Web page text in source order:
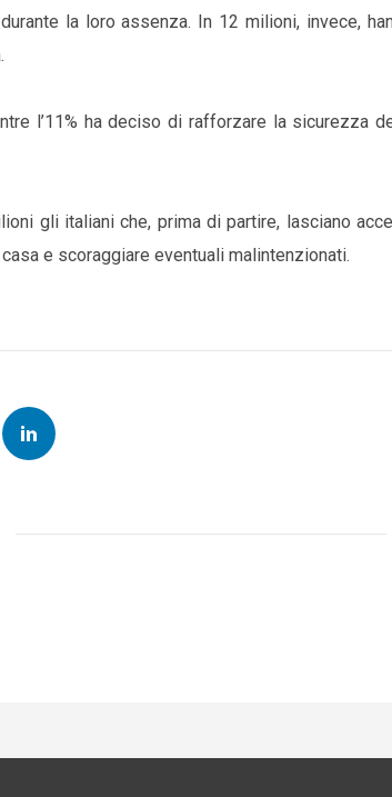
la loro assenza. In 12 milioni, invece,
l’11% ha deciso di rafforzare la sicurezza
gli italiani che, prima di partire, lasciano
e scoraggiare eventuali malintenzionati.